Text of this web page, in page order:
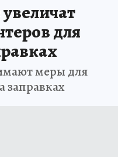
для
меры для
заправках